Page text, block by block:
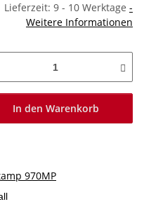
Lieferzeit: 9 - 10 Werktage -
Weitere Informationen
In den Warenkorb
970MP